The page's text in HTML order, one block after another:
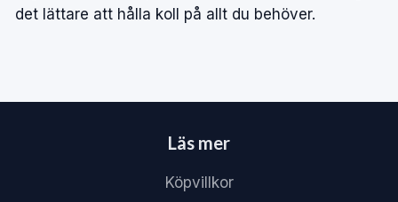
det lättare att hålla koll på allt du behöver.
Läs mer
Köpvillkor